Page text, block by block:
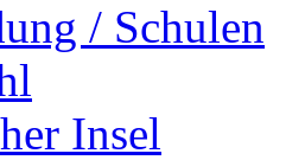
/ Schulen
Insel